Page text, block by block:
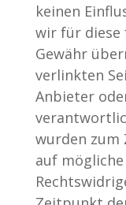
keinen
wir für diese
Gewähr
verlinkten
Anbieter
wurden zum
auf